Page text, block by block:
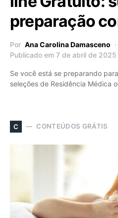
preparação
Por Ana Carolina Damasceno
Publicado em 7 de abril de 2025
Se você está se preparando
seleções de Residência Médica
C CONTEÚDOS GRÁTIS